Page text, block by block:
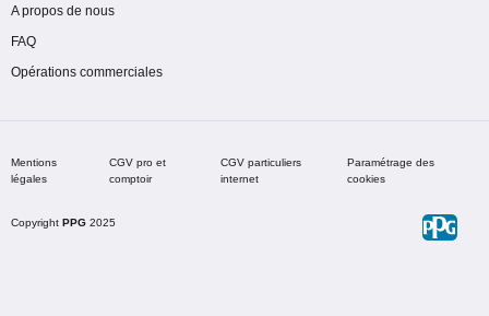
A propos de nous
FAQ
Opérations commerciales
Mentions
légales
CGV pro et
comptoir
CGV particuliers
internet
Paramétrage des
cookies
Copyright PPG 2025